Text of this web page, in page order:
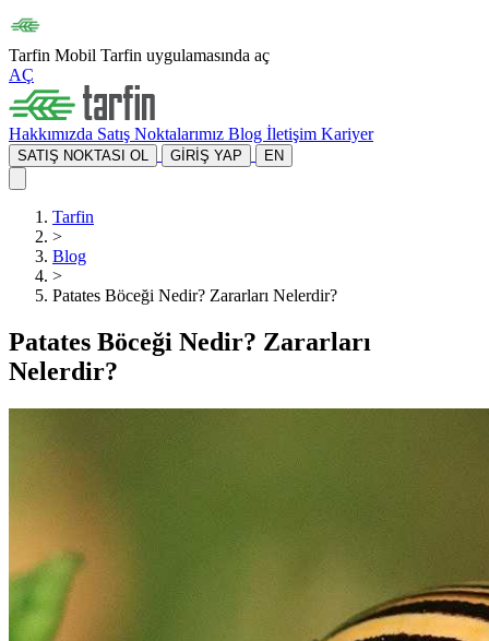
Tarfin Mobil Tarfin uygulamasında aç
AÇ
Hakkımızda Satış Noktalarımız Blog İletişim Kariyer
SATIŞ NOKTASI OL GİRİŞ YAP EN
Tarfin
>
Blog
>
Patates Böceği Nedir? Zararları Nelerdir?
Patates Böceği Nedir? Zararları
Nelerdir?